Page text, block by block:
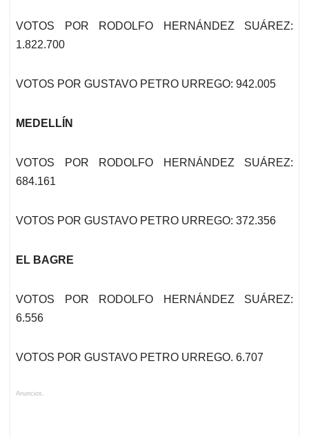
VOTOS POR RODOLFO HERNÁNDEZ SUÁREZ:
1.822.700
VOTOS POR GUSTAVO PETRO URREGO: 942.005
MEDELLÍN
VOTOS POR RODOLFO HERNÁNDEZ SUÁREZ:
684.161
VOTOS POR GUSTAVO PETRO URREGO: 372.356
EL BAGRE
VOTOS POR RODOLFO HERNÁNDEZ SUÁREZ:
6.556
VOTOS POR GUSTAVO PETRO URREGO. 6.707
Anuncios.